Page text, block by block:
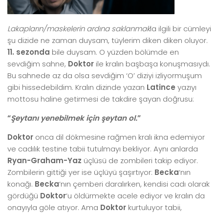
Lakapların/maskelerin ardına saklanmakla ilgili bir cümleyi
şu dizide ne zaman duysam, tüylerim diken diken oluyor.
11. sezonda bile duysam. O yüzden bölümde en
sevdiğim sahne, Doktor ile kralın başbaşa konuşmasıydı.
Bu sahnede az da olsa sevdiğim ‘O’ diziyi izliyormuşum
gibi hissedebildim. Kralın dizinde yazan Latince yazıyı
mottosu haline getirmesi de takdire şayan doğrusu:
“Şeytanı yenebilmek için şeytan ol.”
Doktor onca dil dökmesine rağmen kralı ikna edemiyor
ve cadılık testine tabii tutulmayı bekliyor. Aynı anlarda
Ryan-Graham-Yaz üçlüsü de zombileri takip ediyor.
Zombilerin gittiği yer ise üçlüyü şaşırtıyor: Becka‘nın
konağı. Becka‘nın çemberi daralırken, kendisi cadı olarak
gördüğü Doktor‘u öldürmekte acele ediyor ve kralın da
onayıyla göle atıyor. Ama Doktor kurtuluyor tabii,